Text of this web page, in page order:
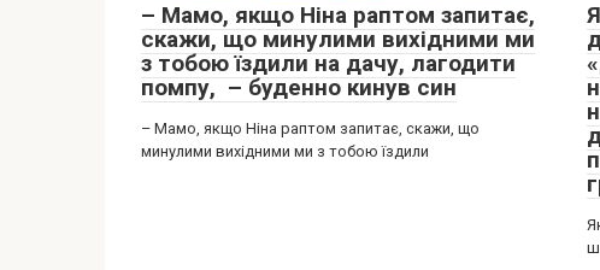
– Мамо, якщо Ніна раптом запитає,
скажи, що минулими вихідними ми
з тобою їздили на дачу, лагодити
помпу, – буденно кинув син
– Мамо, якщо Ніна раптом запитає, скажи, що
минулими вихідними ми з тобою їздили